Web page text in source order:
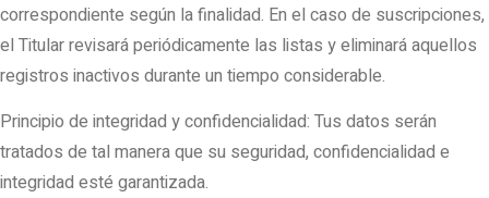
correspondiente según la finalidad. En el caso de suscripciones,
el Titular revisará periódicamente las listas y eliminará aquellos
registros inactivos durante un tiempo considerable.
Principio de integridad y confidencialidad: Tus datos serán
tratados de tal manera que su seguridad, confidencialidad e
integridad esté garantizada.